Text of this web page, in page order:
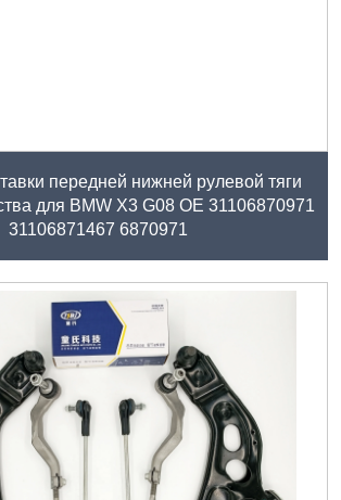
передней нижней рулевой тяги
для BMW X3 G08 OE 31106870971
31106871467 6870971